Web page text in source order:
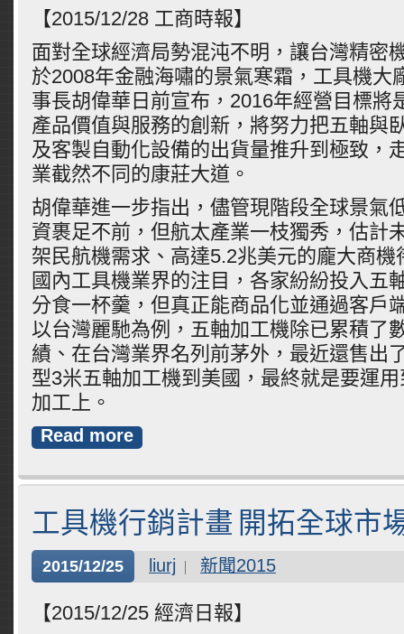
【2015/12/28 工商時報】
面對全球經濟局勢混沌不明，讓台灣精密
於2008年金融海嘯的景氣寒霜，工具機大
事長胡偉華日前宣布，2016年經營目標將
產品價值與服務的創新，將努力把五軸與
及客製自動化設備的出貨量推升到極致，
業截然不同的康莊大道。
胡偉華進一步指出，儘管現階段全球景氣
資裹足不前，但航太產業一枝獨秀，估計
架民航機需求、高達5.2兆美元的龐大商機
國內工具機業界的注目，各家紛紛投入五
分食一杯羹，但真正能商品化並通過客戶
以台灣麗馳為例，五軸加工機除已累積了
績、在台灣業界名列前茅外，最近還售出
型3米五軸加工機到美國，最終就是要運
加工上。
Read more
工具機行銷計畫 開拓全球市
2015/12/25 liurj 新聞2015
【2015/12/25 經濟日報】